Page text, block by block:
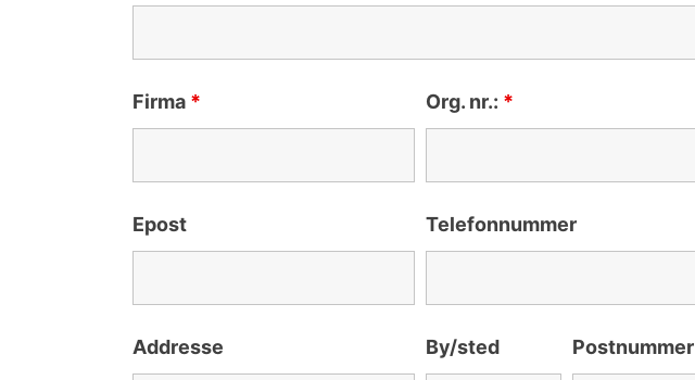
Firma * Org. nr.: *
Epost Telefonnummer
Addresse By/sted Postnummer